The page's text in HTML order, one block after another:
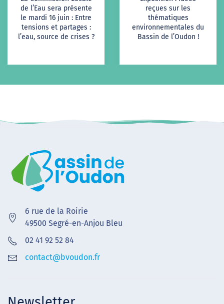
de l’Eau sera présente
le mardi 16 juin : Entre
tensions et partages :
l’eau, source de crises ?
reçues sur les
thématiques
environnementales du
Bassin de l’Oudon !
6 rue de la Roirie
49500 Segré-en-Anjou Bleu
02 41 92 52 84
contact@bvoudon.fr